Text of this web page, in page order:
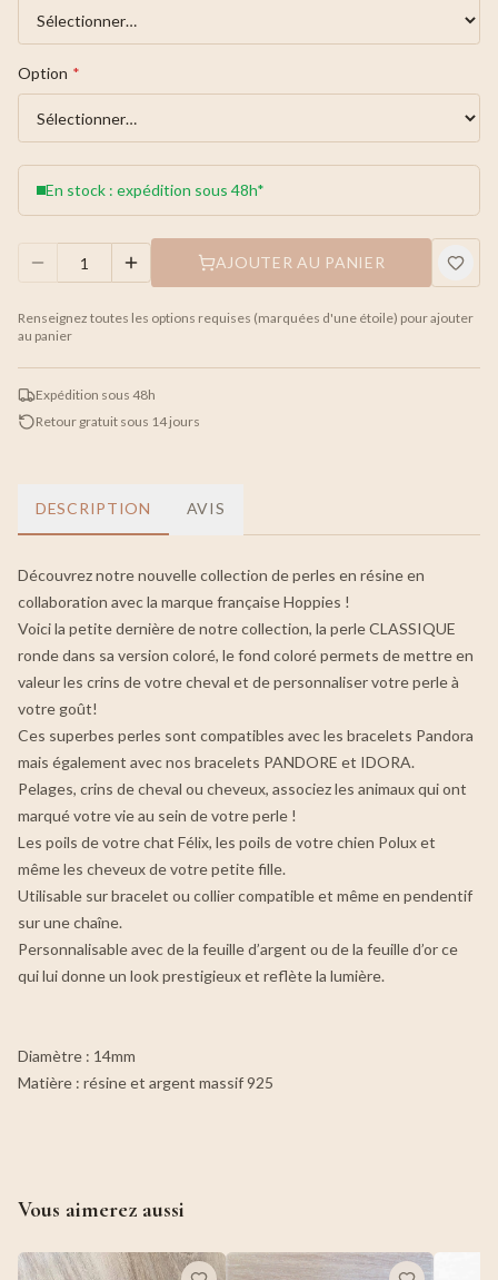
Option *
En stock : expédition sous 48h*
AJOUTER AU PANIER
Renseignez toutes les options requises (marquées d'une étoile) pour ajouter
au panier
Expédition sous 48h
Retour gratuit sous 14 jours
DESCRIPTION AVIS
Découvrez notre nouvelle collection de perles en résine en
collaboration avec la marque française Hoppies !
Voici la petite dernière de notre collection, la perle CLASSIQUE
ronde dans sa version coloré, le fond coloré permets de mettre en
valeur les crins de votre cheval et de personnaliser votre perle à
votre goût!
Ces superbes perles sont compatibles avec les bracelets Pandora
mais également avec nos bracelets PANDORE et IDORA.
Pelages, crins de cheval ou cheveux, associez les animaux qui ont
marqué votre vie au sein de votre perle !
Les poils de votre chat Félix, les poils de votre chien Polux et
même les cheveux de votre petite fille.
Utilisable sur bracelet ou collier compatible et même en pendentif
sur une chaîne.
Personnalisable avec de la feuille d’argent ou de la feuille d’or ce
qui lui donne un look prestigieux et reflète la lumière.
Diamètre : 14mm
Matière : résine et argent massif 925
Vous aimerez aussi